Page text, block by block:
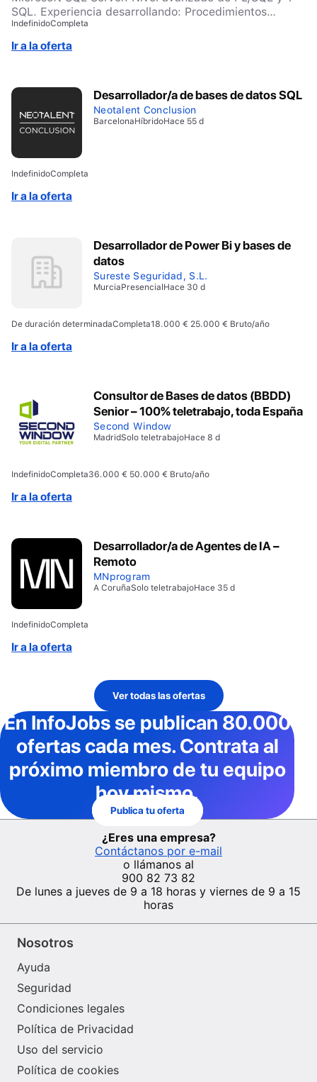
SQL. Experiencia desarrollando: Procedimientos
almacenados. Funciones. Triggers. Packages.
Cursores. Manejo de excepciones. Diseño de modelos
de datos y desarrollo de consultas SQL complejas.
con Python para automatización, procesos ETL e
integración de datos.
IndefinidoCompleta
Ir a la oferta
Desarrollador/a de bases de datos SQL
Neotalent Conclusion
BarcelonaHíbridoHace 55 d
IndefinidoCompleta
Ir a la oferta
Desarrollador de Power Bi y bases de
datos
Sureste Seguridad, S.L.
MurciaPresencialHace 30 d
De duración determinadaCompleta18.000 € 25.000 € Bruto/año
Ir a la oferta
Consultor de Bases de datos (BBDD)
Senior – 100% teletrabajo, toda España
Second Window
MadridSolo teletrabajoHace 8 d
IndefinidoCompleta36.000 € 50.000 € Bruto/año
Ir a la oferta
Desarrollador/a de Agentes de IA –
Remoto
MNprogram
A CoruñaSolo teletrabajoHace 35 d
IndefinidoCompleta
Ir a la oferta
Ver todas las ofertas
En InfoJobsse publican 80.000
ofertas cada mes. Contrata al
próximo miembro de tu equipo
hoy mismo.
Publica tu oferta
¿Eres una empresa?
Contáctanos por e-mail
o llámanos al
900 82 73 82
De lunes a jueves de 9 a 18 horas y viernes de 9 a 15
horas
Nosotros
Ayuda
Seguridad
Condiciones legales
Política de Privacidad
Uso del servicio
Política de cookies